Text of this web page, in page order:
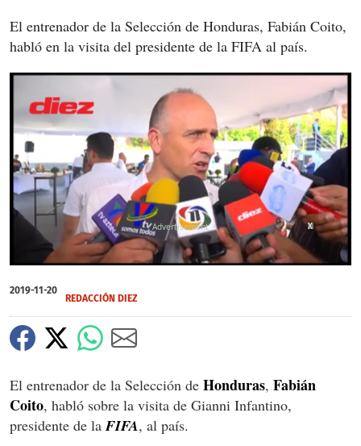
El entrenador de la Selección de Honduras, Fabián Coito,
habló en la visita del presidente de la FIFA al país.
of
5
34
seconds
X
X
2019-11-20
REDACCIÓN DIEZ
El entrenador de la Selección de Honduras, Fabián
Coito, habló sobre la visita de Gianni Infantino,
presidente de la FIFA, al país.